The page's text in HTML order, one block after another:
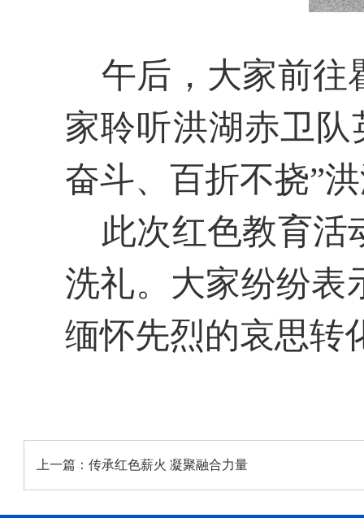
午后，大家前往
家聆听洪湖赤卫
奋斗、百折不挠”
此次红色教育活
洗礼。大家纷纷表
缅怀先烈的哀思转
上一篇： 传承红色薪火 凝聚融合力量